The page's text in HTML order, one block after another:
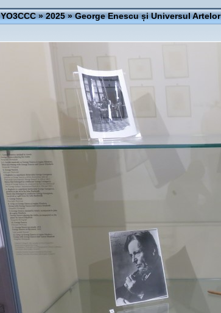
YO3CCC»2025»George Enescu și Universul Artelor